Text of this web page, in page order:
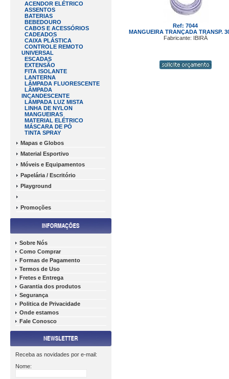
ACENDOR ELÉTRICO
ASSENTOS
BATERIAS
BEBEDOURO
CABOS E ACESSÓRIOS
CADEADOS
CAIXA PLÁSTICA
CONTROLE REMOTO
UNIVERSAL
ESCADAS
EXTENSÃO
FITA ISOLANTE
LANTERNA
LÂMPADA FLUORESCENTE
LÂMPADA
INCANDESCENTE
LÂMPADA LUZ MISTA
LINHA DE NYLON
MANGUEIRAS
MATERIAL ELÉTRICO
MÁSCARA DE PÓ
TINTA SPRAY
Mapas e Globos
Material Esportivo
Móveis e Equipamentos
Papelária / Escritório
Playground
Promoções
Sobre Nós
Como Comprar
Formas de Pagamento
Termos de Uso
Fretes e Entrega
Garantia dos produtos
Segurança
Politica de Privacidade
Onde estamos
Fale Conosco
Receba as novidades por e-mail:
Nome:
Ref: 7044
MANGUEIRA TRANÇADA TRANSP.
Fabricante: IBIRÁ